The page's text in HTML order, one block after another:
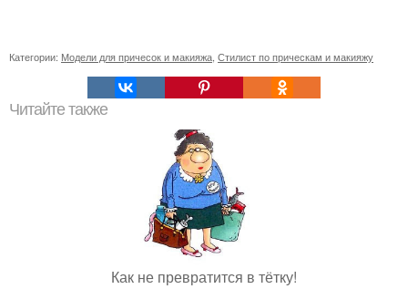
Категории: Модели для причесок и макияжа Стилист по прическам и макияжу
Читайте также
Как не превратится в тётку!